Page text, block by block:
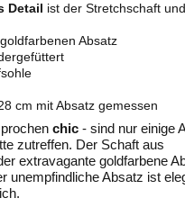
Detail ist der Stretchschaft
Absatz
cm mit Absatz gemessen
chic - sind nur einige
zutreffen. Der Schaft aus
extravagante goldfarbene
unempfindliche Absatz ist